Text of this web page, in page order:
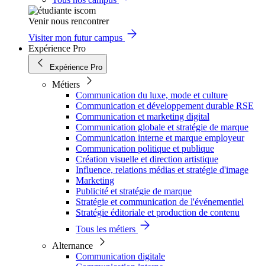
Venir nous rencontrer
Visiter mon futur campus
Expérience Pro
Expérience Pro
Métiers
Communication du luxe, mode et culture
Communication et développement durable RSE
Communication et marketing digital
Communication globale et stratégie de marque
Communication interne et marque employeur
Communication politique et publique
Création visuelle et direction artistique
Influence, relations médias et stratégie d'image
Marketing
Publicité et stratégie de marque
Stratégie et communication de l'événementiel
Stratégie éditoriale et production de contenu
Tous les métiers
Alternance
Communication digitale